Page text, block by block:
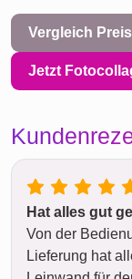
Vergleich
Jetzt
Hat alles gut
Von der
Lieferung hat